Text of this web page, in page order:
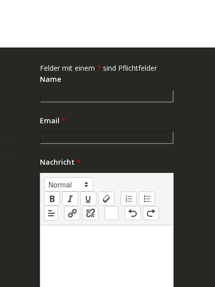
Felder mit einem * sind Pflichtfelder
Name
Email *
Nachricht *